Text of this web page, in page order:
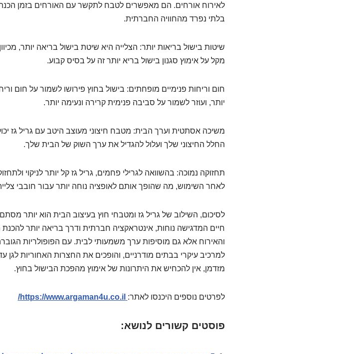
לאירוח אורחים. הם מאפשרים לטבח לתקשר עם האורחים בזמן
בלתי נפרד מהחוויה החברתית.
שיטות בישול בריאות יותר: הצלייה היא שיטת בישול בריאה יותר,
מקל על אימוץ סגנון בישול בריא יותר זה על בסיס קבוע.
חום וריחות פנימיים מופחתים: בישול בחוץ פירושו לשמור על חום
יותר, ועוזר לשמור על סביבה פנימית קרירה ונעימה יותר.
משיכה אסתטית וערך הבית: מטבח חיצוני מעוצב היטב עם גריל
החלל החיצוני שלך ועלול להגדיל את ערך השוק של הבית שלך.
תחזוקה נמוכה: בהשוואה לגרילי פחמים, גריל גז קל יותר לניקוי
לאחר השימוש, מה שהופך אותם לאופציה נוחה יותר עבור חובבי
לסיכום, השילוב של גריל גז ומטבחי חוץ בעיצוב הבית הוא יותר
חיים המדגישה נוחות, אינטראקציה חברתית ודרך בריאה יותר
והאירוח אלא גם מוסיפות ערך משמעותי לבית. עם הפופולריות
למרכיב עיקרי בבתים מודרניים, והופכים את החצרות האחוריות לגן
מזדמן, אין להכחיש את היתרונות של אימוץ מהפכת הבישול בחוץ.
לפרטים נוספים היכנסו לאתר:
פוסטים קשורים לנושא: